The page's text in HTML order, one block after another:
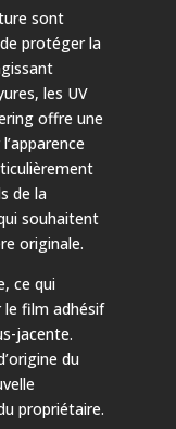
sont
protéger la
les UV
offre une
de la
souhaitent
originale.
ce qui
le film adhésif
jacente.
du
propriétaire.